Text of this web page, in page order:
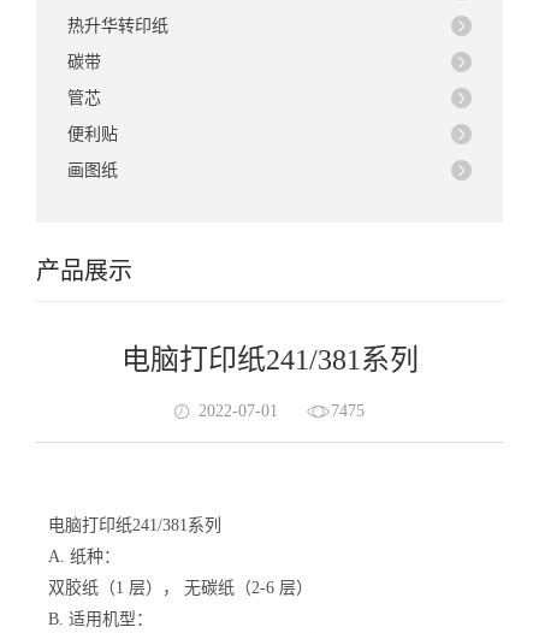
热升华转印纸
碳带
管芯
便利贴
画图纸
产品展示
电脑打印纸241/381系列
2022-07-01 7475
电脑打印纸241/381系列
A. 纸种：
双胶纸（1 层）， 无碳纸（2-6 层）
B. 适用机型：